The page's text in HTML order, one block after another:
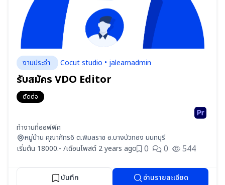
งานประจำ Cocut studio • jalearnadmin
รับสมัคร VDO Editor
ตัดต่อ
ทำงานที่ออฟฟิศ
หมู่บ้าน คุณาภัทร6 ต.พิมลราช อ.บางบัวทอง นนทบุรี
เริ่มต้น 18000.- /เดือนโพสต์ 2 years ago 0 0 544
บันทึก อ่านรายละเอียด